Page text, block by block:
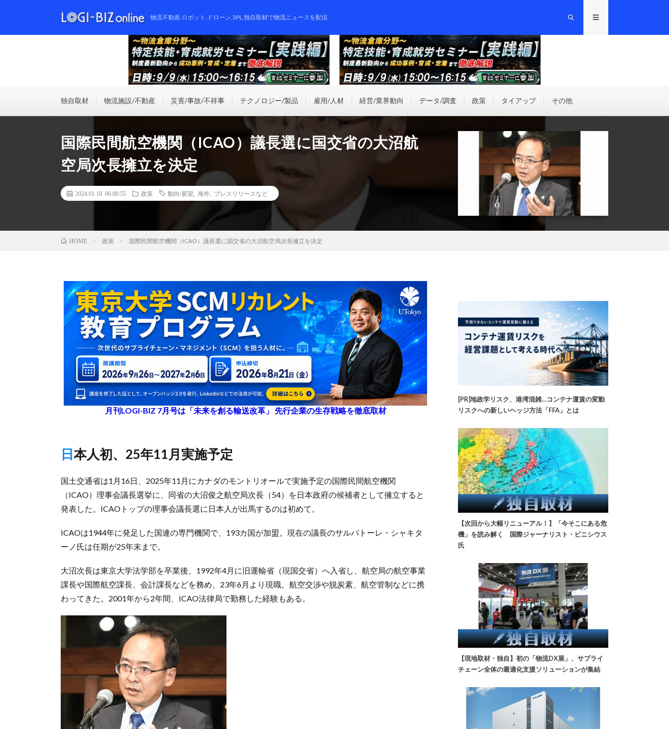
物流不動産,ロボット,ドローン,3PL,独自取材で物流ニュースを配信
独自取材 物流施設/不動産 災害/事故/不祥事 テクノロジー/製品 雇用/人材 経営/業界動向 データ/調査 政策 タイアップ その他
国際民間航空機関（ICAO）議長選に国交省の大沼航
空局次長擁立を決定
2024.01.18 06:00:55 政策 動向/展望 海外 プレスリリースなど
HOME 政策 国際民間航空機関（ICAO）議長選に国交省の大沼航空局次長擁立を決定
月刊LOGI-BIZ 7月号は「未来を創る輸送改革」 先行企業の生存戦略を徹底取材
日本人初、25年11月実施予定
国土交通省は1月16日、2025年11月にカナダのモントリオールで実施予定の国際民間航空機関
（ICAO）理事会議長選挙に、同省の大沼俊之航空局次長（54）を日本政府の候補者として擁立すると
発表した。ICAOトップの理事会議長選に日本人が出馬するのは初めて。
ICAOは1944年に発足した国連の専門機関で、193カ国が加盟。現在の議長のサルバトーレ・シャキタ
ーノ氏は任期が25年末まで。
大沼次長は東京大学法学部を卒業後、1992年4月に旧運輸省（現国交省）へ入省し、航空局の航空事業
課長や国際航空課長、会計課長などを務め、23年6月より現職。航空交渉や脱炭素、航空管制などに携
わってきた。2001年から2年間、ICAO法律局で勤務した経験もある。
[PR]地政学リスク、港湾混雑…コンテナ運賃の変動
リスクへの新しいヘッジ方法「FFA」とは
【次回から大幅リニューアル！】「今そこにある危
機」を読み解く 国際ジャーナリスト・ビニシウス
氏
【現地取材・独自】初の「物流DX展」、サプライ
チェーン全体の最適化支援ソリューションが集結